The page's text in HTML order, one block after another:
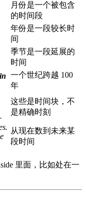
月份是一个被包含
的时间段
年份是一段较长时
间
季节是一段延展的
时间
in 一个世纪跨越 100
年
这些是时间块，不
是精确时刻
从现在数到未来某
段时间
side 里面，比如处在一